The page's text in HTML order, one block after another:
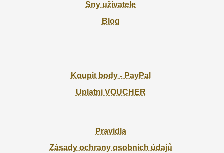
Sny uživatele
Blog
Koupit body - PayPal
Uplatni VOUCHER
Pravidla
Zásady ochrany osobních údajů